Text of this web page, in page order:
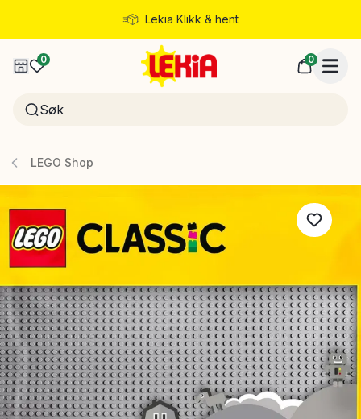
Lekia Klikk & hent
Rask levering
0 0
LEGO Shop